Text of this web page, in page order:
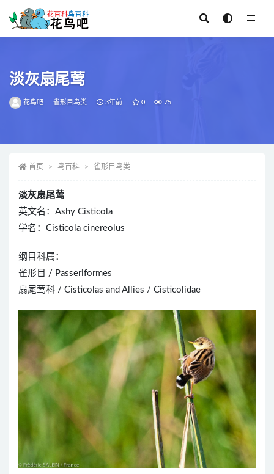
淡灰扇尾莺
花鸟吧 雀形目鸟类 3年前 0 75
首页 鸟百科 雀形目鸟类
淡灰扇尾莺
英文名：Ashy Cisticola
学名：Cisticola cinereolus
纲目科属：
雀形目 / Passeriformes
扇尾莺科 / Cisticolas and Allies / Cisticolidae